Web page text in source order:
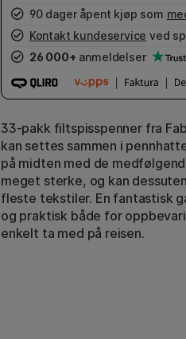
90 dager åpent kjøp som
Kontakt kundeservice ved
26 000+ anmeldelser
33-pakk filtspisspenner fra
kan settes sammen i
på midten med de
meget sterke, og kan
fleste tekstiler. En fantastisk
og praktisk både for
enkelt ta med på reisen.